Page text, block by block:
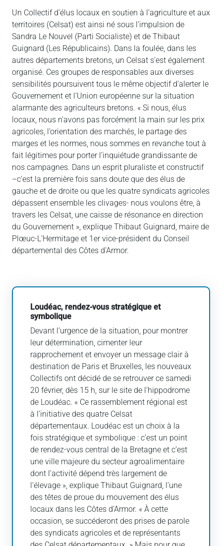
Un Collectif d’élus locaux en soutien à l’agriculture et aux
territoires (Celsat) est ainsi né sous l’impulsion de
Sandra Le Nouvel (Parti Socialiste) et de Thibaut
Guignard (Les Républicains). Dans la foulée, dans les
autres départements bretons, un Celsat s’est également
organisé. Ces groupes de responsables aux diverses
sensibilités poursuivent tous le même objectif d’alerter le
Gouvernement et l’Union européenne sur la situation
alarmante des agriculteurs bretons. « Si nous, élus
locaux, nous n’avons pas forcément la main sur les prix
agricoles, l’orientation des marchés, le partage des
marges et les normes, nous sommes en revanche tout à
fait légitimes pour porter l’inquiétude grandissante de
nos campagnes. Dans un esprit pluraliste et constructif
–c’est la première fois sans doute que des élus de
gauche et de droite ou que les quatre syndicats agricoles
dépassent ensemble les clivages- nous voulons être, à
travers les Celsat, une caisse de résonance en direction
du Gouvernement », explique Thibaut Guignard, maire de
Plœuc-L’Hermitage et 1er vice-président du Conseil
départemental des Côtes d’Armor.
Loudéac, rendez-vous stratégique et
symbolique
Devant l’urgence de la situation, pour montrer
leur détermination, cimenter leur
rapprochement et envoyer un message clair à
destination de Paris et Bruxelles, les nouveaux
Collectifs ont décidé de se retrouver ce samedi
20 février, dès 15 h, sur le site de l’hippodrome
de Loudéac. « Ce rassemblement régional est
à l’initiative des quatre Celsat
départementaux. Loudéac est un choix à la
fois stratégique et symbolique : c’est un point
de rendez-vous central de la Bretagne et c’est
une ville majeure du secteur agroalimentaire
dont l’activité dépend très largement de
l’élevage », explique Thibaut Guignard, l’une
des têtes de proue du mouvement des élus
locaux dans les Côtes d’Armor. « À cette
occasion, se succéderont des prises de parole
des syndicats agricoles et de représentants